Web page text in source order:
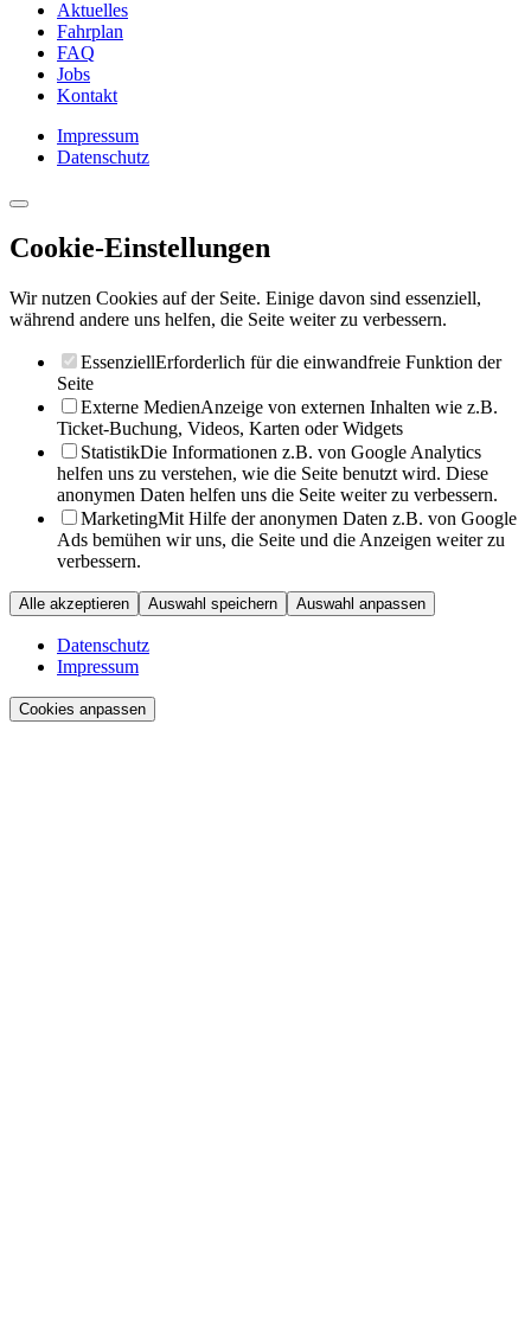
Aktuelles
Fahrplan
FAQ
Jobs
Kontakt
Impressum
Datenschutz
Cookie-Einstellungen
Wir nutzen Cookies auf der Seite. Einige davon sind essenziell,
während andere uns helfen, die Seite weiter zu verbessern.
EssenziellErforderlich für die einwandfreie Funktion der
Seite
Externe MedienAnzeige von externen Inhalten wie z.B.
Ticket-Buchung, Videos, Karten oder Widgets
StatistikDie Informationen z.B. von Google Analytics
helfen uns zu verstehen, wie die Seite benutzt wird. Diese
anonymen Daten helfen uns die Seite weiter zu verbessern.
MarketingMit Hilfe der anonymen Daten z.B. von Google
Ads bemühen wir uns, die Seite und die Anzeigen weiter zu
verbessern.
Alle akzeptieren Auswahl speichern Auswahl anpassen
Datenschutz
Impressum
Cookies anpassen